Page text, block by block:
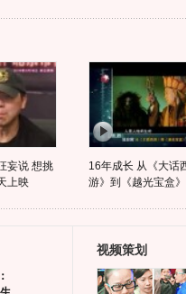
妄说 想挑
上映
16年成长 从《大话
游》到《越光宝盒》
视频策划